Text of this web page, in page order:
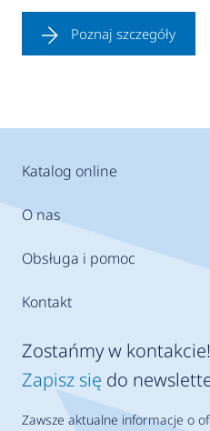
Poznaj szczegóły
Katalog online
O nas
Obsługa i pomoc
Kontakt
Zostańmy w kontakcie!
Zapisz się do
Zawsze aktualne informacje o